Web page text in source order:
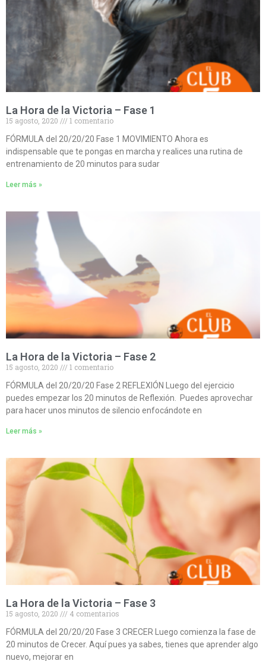
La Hora de la Victoria – Fase 1
15 agosto, 2020
1 comentario
FÓRMULA del 20/20/20 Fase 1 MOVIMIENTO Ahora es
indispensable que te pongas en marcha y realices una rutina de
entrenamiento de 20 minutos para sudar
Leer más »
La Hora de la Victoria – Fase 2
15 agosto, 2020
1 comentario
FÓRMULA del 20/20/20 Fase 2 REFLEXIÓN Luego del ejercicio
puedes empezar los 20 minutos de Reflexión. Puedes aprovechar
para hacer unos minutos de silencio enfocándote en
Leer más »
La Hora de la Victoria – Fase 3
15 agosto, 2020
4 comentarios
FÓRMULA del 20/20/20 Fase 3 CRECER Luego comienza la fase de
20 minutos de Crecer. Aquí pues ya sabes, tienes que aprender algo
nuevo, mejorar en